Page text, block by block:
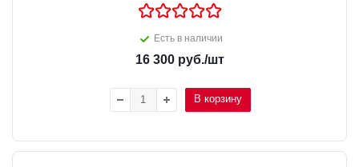
Есть в наличии
16 300 руб./шт
В корзину